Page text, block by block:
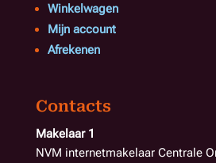
Winkelwagen
Mijn account
Afrekenen
Contacts
Makelaar 1
NVM internetmakelaar Centrale